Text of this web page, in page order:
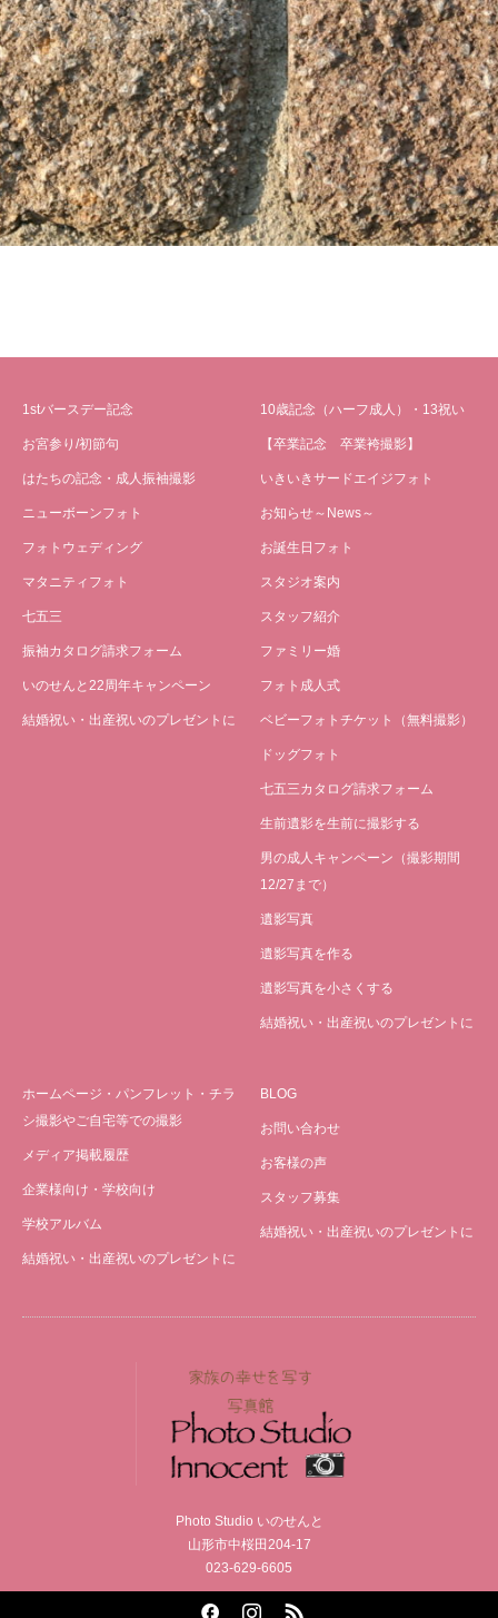
1stバースデー記念
お宮参り/初節句
はたちの記念・成人振袖撮影
ニューボーンフォト
フォトウェディング
マタニティフォト
七五三
振袖カタログ請求フォーム
いのせんと22周年キャンペーン
結婚祝い・出産祝いのプレゼントに
10歳記念（ハーフ成人）・13祝い
【卒業記念 卒業袴撮影】
いきいきサードエイジフォト
お知らせ～News～
お誕生日フォト
スタジオ案内
スタッフ紹介
ファミリー婚
フォト成人式
ベビーフォトチケット（無料撮影）
ドッグフォト
七五三カタログ請求フォーム
生前遺影を生前に撮影する
男の成人キャンペーン（撮影期間
12/27まで）
遺影写真
遺影写真を作る
遺影写真を小さくする
結婚祝い・出産祝いのプレゼントに
ホームページ・パンフレット・チラ
シ撮影やご自宅等での撮影
メディア掲載履歴
企業様向け・学校向け
学校アルバム
結婚祝い・出産祝いのプレゼントに
BLOG
お問い合わせ
お客様の声
スタッフ募集
結婚祝い・出産祝いのプレゼントに
Photo Studio いのせんと
山形市中桜田204-17
023-629-6605